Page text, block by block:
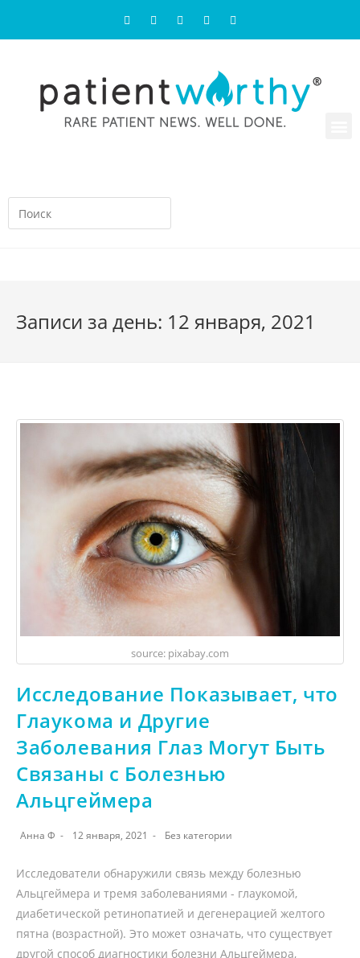
Записи за день: 12 января, 2021
source: pixabay.com
Исследование Показывает, что
Глаукома и Другие
Заболевания Глаз Могут Быть
Связаны с Болезнью
Альцгеймера
Анна Ф 12 января, 2021 Без категории
Исследователи обнаружили связь между болезнью
Альцгеймера и тремя заболеваниями - глаукомой,
диабетической ретинопатией и дегенерацией желтого
пятна (возрастной). Это может означать, что существует
другой способ диагностики болезни Альцгеймера,